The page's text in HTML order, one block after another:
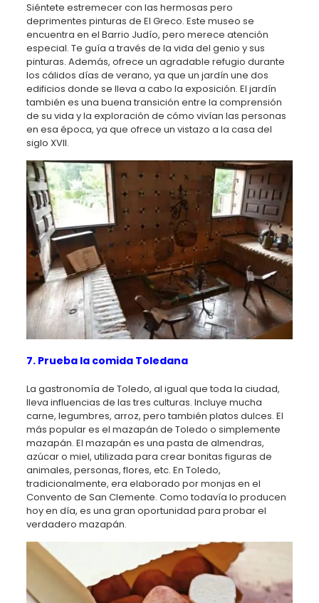
Siéntete estremecer con las hermosas pero
deprimentes pinturas de El Greco. Este museo se
encuentra en el Barrio Judío, pero merece atención
especial. Te guía a través de la vida del genio y sus
pinturas. Además, ofrece un agradable refugio durante
los cálidos días de verano, ya que un jardín une dos
edificios donde se lleva a cabo la exposición. El jardín
también es una buena transición entre la comprensión
de su vida y la exploración de cómo vivían las personas
en esa época, ya que ofrece un vistazo a la casa del
siglo XVII.
7. Prueba la comida Toledana
La gastronomía de Toledo, al igual que toda la ciudad,
lleva influencias de las tres culturas. Incluye mucha
carne, legumbres, arroz, pero también platos dulces. El
más popular es el mazapán de Toledo o simplemente
mazapán. El mazapán es una pasta de almendras,
azúcar o miel, utilizada para crear bonitas figuras de
animales, personas, flores, etc. En Toledo,
tradicionalmente, era elaborado por monjas en el
Convento de San Clemente. Como todavía lo producen
hoy en día, es una gran oportunidad para probar el
verdadero mazapán.